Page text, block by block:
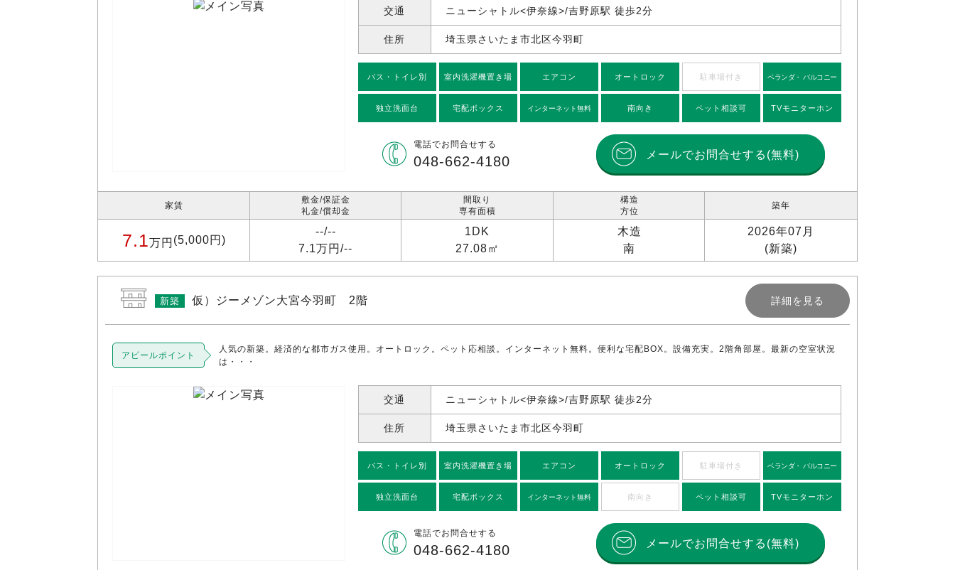
交通 ニューシャトル<伊奈線>/吉野原駅 徒歩2分
住所 埼玉県さいたま市北区今羽町
バス・トイレ別 室内洗濯機置き場 エアコン オートロック 駐車場付き ベランダ・ バルコニー
独立洗面台 宅配ボックス インターネット無料 南向き ペット相談可 TVモニターホン
電話でお問合せする
048-662-4180 メールでお問合せする(無料)
家賃
7.1 万円 (5,000円)
敷金/保証金
礼金/償却金
--/--
7.1万円/--
間取り
専有面積
1DK
27.08㎡
構造
方位
木造
南
築年
2026年07月
(新築)
新築 仮）ジーメゾン大宮今羽町 2階 詳細を見る
アピールポイント
人気の新築。経済的な都市ガス使用。オートロック。ペット応相談。インターネット無料。便利な宅配BOX。設備充実。2階角部屋。最新の空室状況
は・・・
交通 ニューシャトル<伊奈線>/吉野原駅 徒歩2分
住所 埼玉県さいたま市北区今羽町
バス・トイレ別 室内洗濯機置き場 エアコン オートロック 駐車場付き ベランダ・ バルコニー
独立洗面台 宅配ボックス インターネット無料 南向き ペット相談可 TVモニターホン
電話でお問合せする
048-662-4180 メールでお問合せする(無料)